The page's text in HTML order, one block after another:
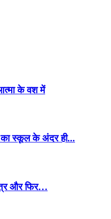
के वश में
का स्कूल के अंदर ही...
और फिर…